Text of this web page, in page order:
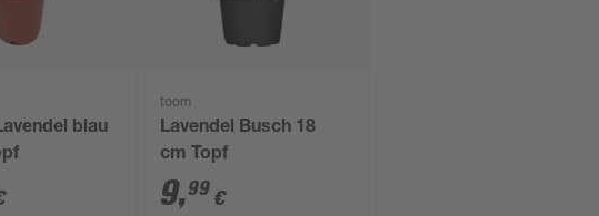
blau
toom
Lavendel Busch 18
cm Topf
9,99 €